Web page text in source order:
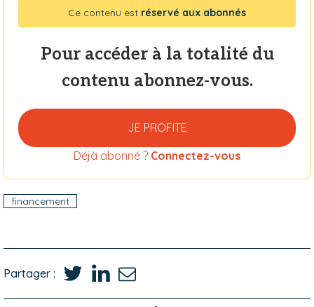
Ce contenu est réservé aux abonnés
Pour accéder à la totalité du
contenu abonnez-vous.
JE PROFITE
Déjà abonné ? Connectez-vous
financement
Partager :